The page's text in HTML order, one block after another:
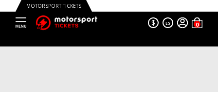
MOTORSPORT TICKETS
$ ES